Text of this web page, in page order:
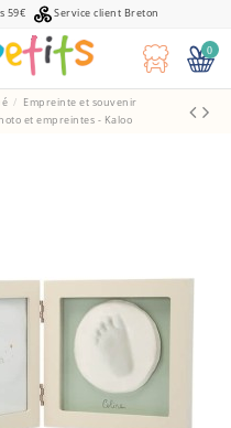
59€ Service client Breton
0
Empreinte et souvenir
et empreintes - Kaloo